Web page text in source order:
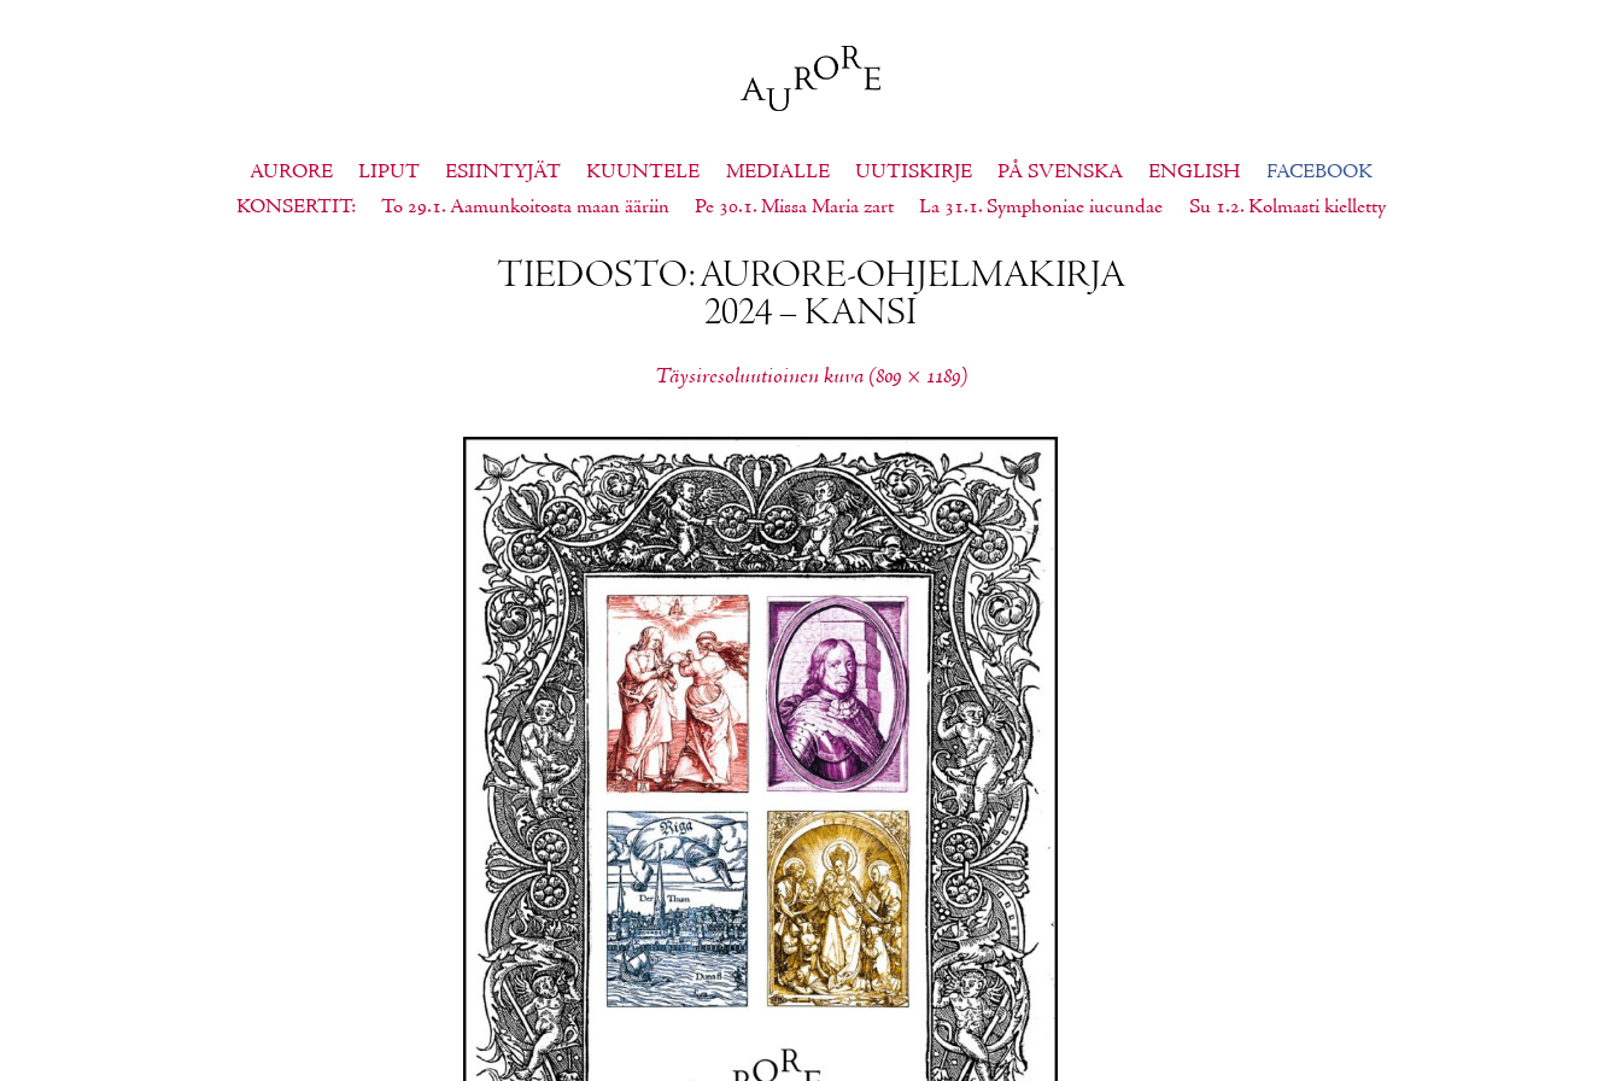
AURORE LIPUT ESIINTYJÄT KUUNTELE MEDIALLE UUTISKIRJE PÅ SVENSKA ENGLISH
FACEBOOK
KONSERTIT
To 29.1. Aamunkoitosta maan ääriin Pe 30.1. Missa Maria zart La 31.1. Symphoniae iucundae Su 1.2. Kolmasti kielletty
TIE­DOS­TO: AU­RO­RE-OH­JEL­MA­KIR­JA
2024 – KAN­SI
Täy­si­re­so­luu­tioi­nen ku­va (809 × 1189)